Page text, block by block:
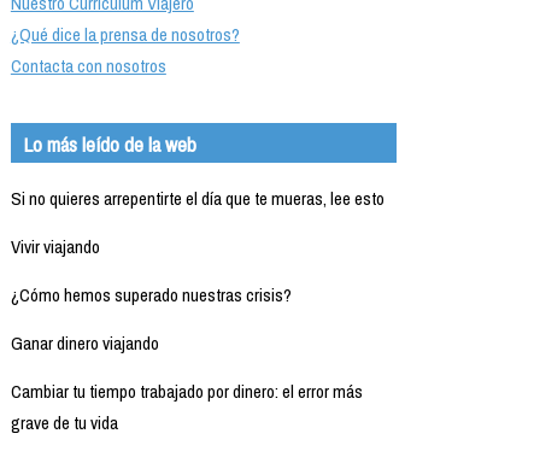
¿Qué dice la prensa de nosotros?
Contacta con nosotros
Lo más leído de la web
Si no quieres arrepentirte el día que te mueras, lee esto
Vivir viajando
¿Cómo hemos superado nuestras crisis?
Ganar dinero viajando
Cambiar tu tiempo trabajado por dinero: el error más
grave de tu vida